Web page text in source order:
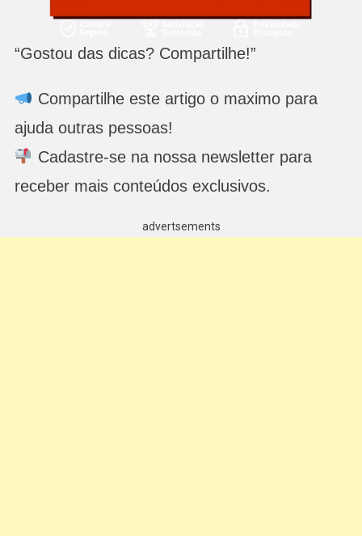
“Gostou das dicas? Compartilhe!”
Compartilhe este artigo o maximo para
ajuda outras pessoas!
Cadastre-se na nossa newsletter para
receber mais conteúdos exclusivos.
advertsements